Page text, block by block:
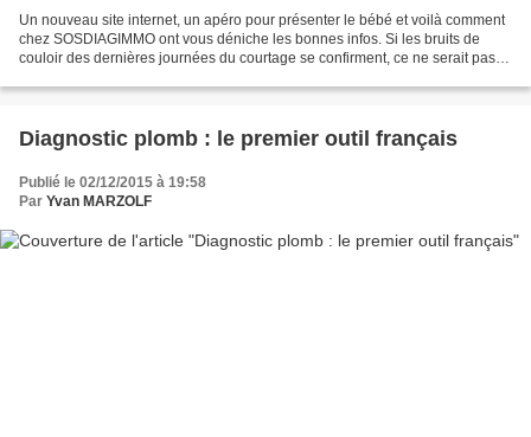
Un nouveau site internet, un apéro pour présenter le bébé et voilà comment
chez SOSDIAGIMMO ont vous déniche les bonnes infos. Si les bruits de
couloir des dernières journées du courtage se confirment, ce ne serait pas
Diagnostic plomb : le premier outil français
Publié le 02/12/2015 à 19:58
Par Yvan MARZOLF